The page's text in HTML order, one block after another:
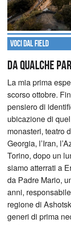
Voci dal field
Da qualche
La mia prima
scorso ottobre.
pensiero di
ubicazione di
monasteri, teatro
Georgia, l’Iran,
Torino, dopo un
siamo atterrati a
da Padre Mario,
anni,
regione di
generi di prima